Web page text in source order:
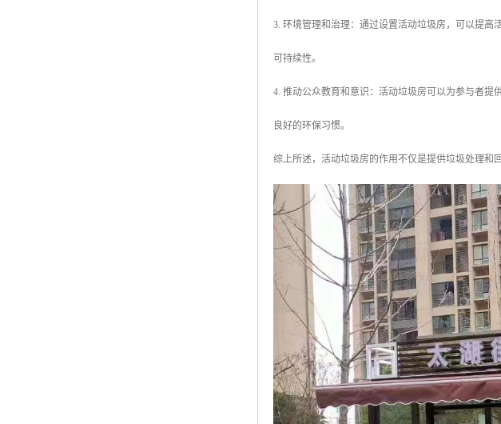
3. 环境管理和治理：通过设置活动垃圾房，可以提
可持续性。
4. 推动公众教育和意识：活动垃圾房可以为参与者
良好的环保习惯。
综上所述，活动垃圾房的作用不仅是提供垃圾处理和